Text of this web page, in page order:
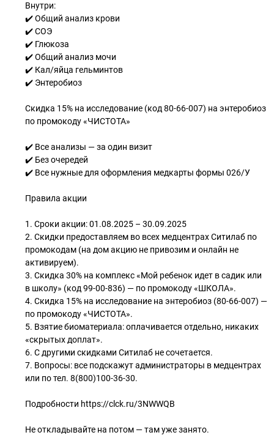
Внутри:
✔️ Общий анализ крови
✔️ СОЭ
✔️ Глюкоза
✔️ Общий анализ мочи
✔️ Кал/яйца гельминтов
✔️ Энтеробиоз
Скидка 15% на исследование (код 80-66-007) на энтеробиоз
по промокоду «ЧИСТОТА»
✔️ Все анализы — за один визит
✔️ Без очередей
✔️ Все нужные для оформления медкарты формы 026/У
Правила акции
1. Сроки акции: 01.08.2025 – 30.09.2025
2. Скидки предоставляем во всех медцентрах Ситилаб по
промокодам (на дом акцию не привозим и онлайн не
активируем).
3. Скидка 30% на комплекс «Мой ребенок идет в садик или
в школу» (код 99-00-836) — по промокоду «ШКОЛА».
4. Скидка 15% на исследование на энтеробиоз (80-66-007) —
по промокоду «ЧИСТОТА».
5. Взятие биоматериала: оплачивается отдельно, никаких
«скрытых доплат».
6. С другими скидками Ситилаб не сочетается.
7. Вопросы: все подскажут администраторы в медцентрах
или по тел. 8(800)100-36-30.
Подробности https://clck.ru/3NWWQB
Не откладывайте на потом — там уже занято.